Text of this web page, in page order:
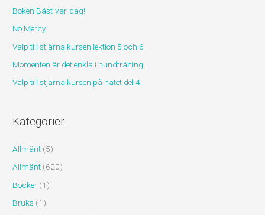
t
e
r
:
Boken Bäst-var-dag!
No Mercy
Valp till stjärna kursen lektion 5 och 6
Momenten är det enkla i hundträning
Valp till stjärna kursen på nätet del 4
Kategorier
Allmänt (5)
Allmänt (620)
Böcker (1)
Bruks (1)